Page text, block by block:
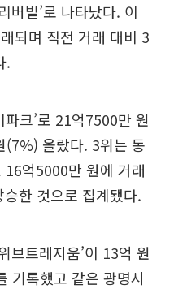
버빌’로 나타났다. 이
되며 직전 거래 대비 3
.
크’로 21억7500만 원
(7%) 올랐다. 3위는 동
16억5000만 원에 거래
한 것으로 집계됐다.
브트레지움’이 13억 원
기록했고 같은 광명시